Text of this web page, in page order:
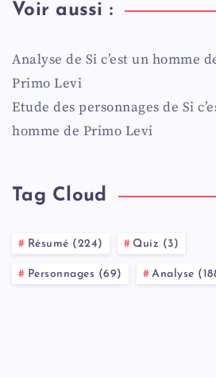
Voir aussi :
Analyse de Si c’est un homme
Primo Levi
Etude des personnages de Si
homme de Primo Levi
Tag Cloud
Résumé (224) Quiz (3)
Personnages (69) Analyse